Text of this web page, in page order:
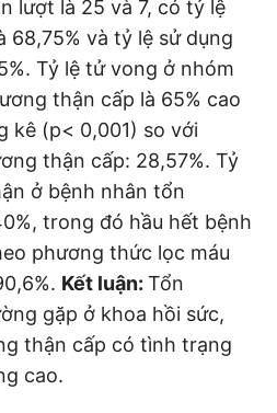
lượt là 25 và 7, có tỷ lệ
68,75% và tỷ lệ sử dụng
Tỷ lệ tử vong ở nhóm
thận cấp là 65% cao
kê (p< 0,001) so với
thận cấp: 28,57%. Tỷ
ở bệnh nhân tổn
trong đó hầu hết bệnh
phương thức lọc máu
Kết luận: Tổn
gặp ở khoa hồi sức,
thận cấp có tình trạng
cao.